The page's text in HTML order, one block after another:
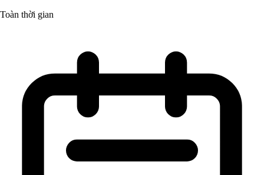
Toàn thời gian